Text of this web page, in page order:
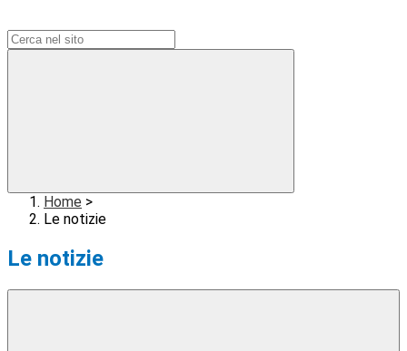
Home >
Le notizie
Le notizie